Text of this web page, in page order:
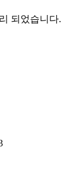
되었습니다.